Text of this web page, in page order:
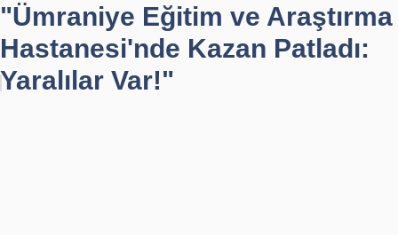
"Ümraniye Eğitim ve Araştırma
Hastanesi'nde Kazan Patladı:
Yaralılar Var!"